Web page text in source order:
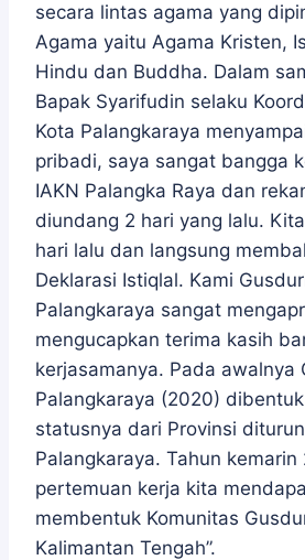
secara lintas agama yang
Agama yaitu Agama Kristen,
Hindu dan Buddha. Dalam
Bapak Syarifudin selaku
Kota Palangkaraya
pribadi, saya sangat bangga
IAKN Palangka Raya dan
diundang 2 hari yang lalu.
hari lalu dan langsung
Deklarasi Istiqlal. Kami
Palangkaraya sangat
mengucapkan terima kasih
kerjasamanya. Pada awalnya
Palangkaraya (2020)
statusnya dari Provinsi
Palangkaraya. Tahun kemarin
pertemuan kerja kita
membentuk Komunitas
Kalimantan Tengah”.